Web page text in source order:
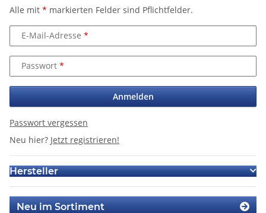
Alle mit * markierten Felder sind Pflichtfelder.
E-Mail-Adresse
Passwort
Anmelden
Passwort vergessen
Neu hier? Jetzt registrieren!
Hersteller
Neu im Sortiment